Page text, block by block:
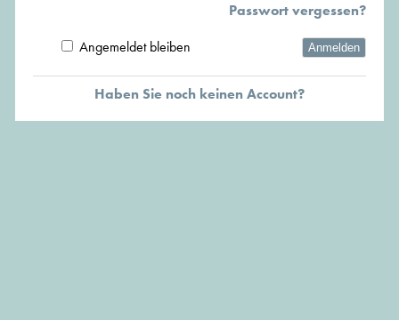
Passwort vergessen?
Angemeldet bleiben
Anmelden
Haben Sie noch keinen Account?